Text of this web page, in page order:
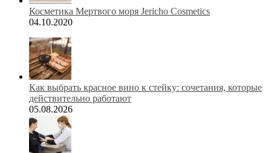
Косметика Мертвого моря Jericho Cosmetics
04.10.2020
Как выбрать красное вино к стейку: сочетания, которые
действительно работают
05.08.2026